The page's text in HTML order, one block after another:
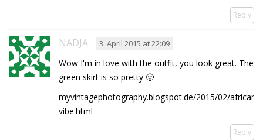
Reply
NADJA 3. April 2015 at 22:09
Wow I'm in love with the outfit, you look great. The
green skirt is so pretty 🙂
myvintagephotography.blogspot.de/2015/02/african-
vibe.html
Reply